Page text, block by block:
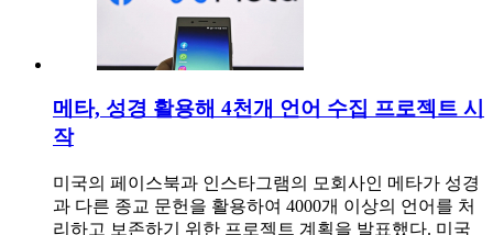
메타, 성경 활용해 4천개 언어 수집 프로젝트 시
작
미국의 페이스북과 인스타그램의 모회사인 메타가 성경
과 다른 종교 문헌을 활용하여 4000개 이상의 언어를 처
리하고 보존하기 위한 프로젝트 계획을 발표했다. 미국